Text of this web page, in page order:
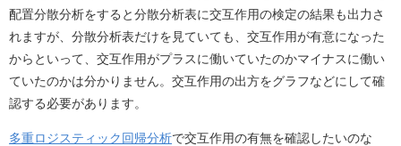
配置分散分析をすると分散分析表に交互作用の検定の結果も出力さ
れますが、分散分析表だけを見ていても、交互作用が有意になった
からといって、交互作用がプラスに働いていたのかマイナスに働い
ていたのかは分かりません。交互作用の出方をグラフなどにして確
認する必要があります。
多重ロジスティック回帰分析で交互作用の有無を確認したいのな